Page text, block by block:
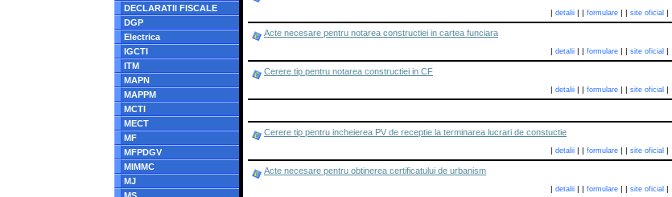
DECLARATII FISCALE
DGP
Electrica
IGCTI
ITM
MAPN
MAPPM
MCTI
MECT
MF
MFPDGV
MIMMC
MJ
| detalii| | formulare| | site oficial|
Acte necesare pentru notarea constructiei in cartea funciara
| detalii| | formulare| | site oficial|
Cerere tip pentru notarea constructiei in CF
| detalii| | formulare| | site oficial|
Cerere tip pentru incheierea PV de receptie la terminarea lucrari de constuctie
| detalii| | formulare| | site oficial|
Acte necesare pentru obtinerea certificatului de urbanism
| detalii| | formulare| | site oficial|